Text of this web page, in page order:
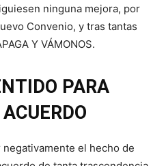
ninguna mejora, por
Convenio, y tras tantas
Y VÁMONOS.
PARA
el hecho de